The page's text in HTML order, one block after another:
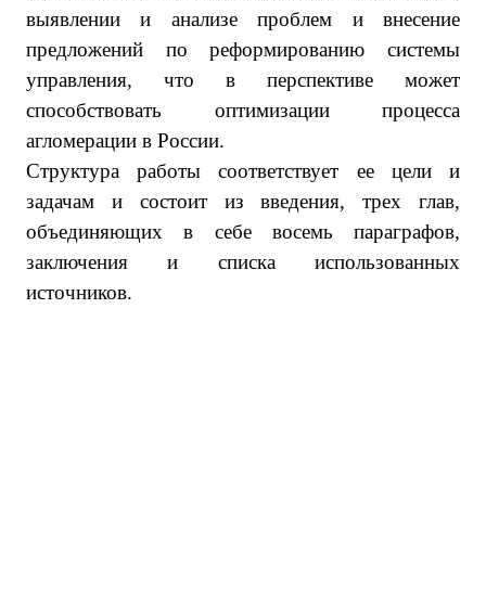
выявлении и анализе проблем и внесение
предложений по реформированию системы
управления, что в перспективе может
способствовать оптимизации процесса
агломерации в России.
Структура работы соответствует ее цели и
задачам и состоит из введения, трех глав,
объединяющих в себе восемь параграфов,
заключения и списка использованных
источников.